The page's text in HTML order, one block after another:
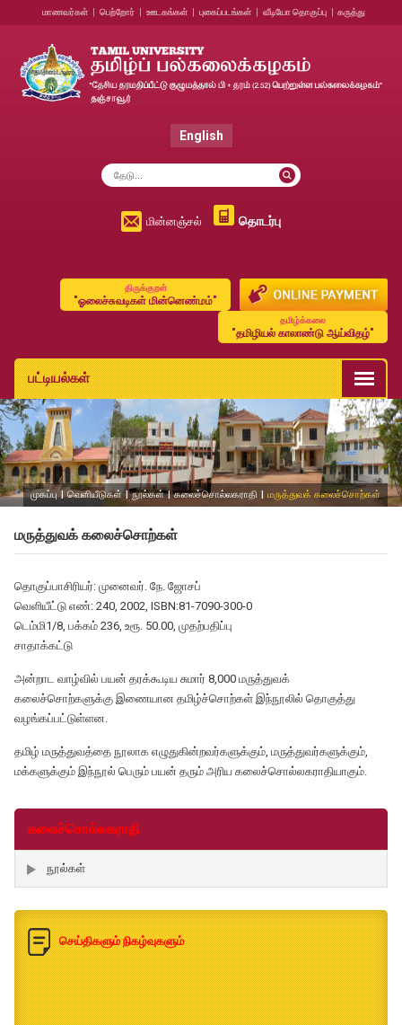
மாணவர்கள் பெற்றோர் ஊடகங்கள் புகைப்படங்கள் வீடியோ தொகுப்பு கருத்து
English
மின்னஞ்சல் தொடர்பு
திருக்குறள்
"ஓலைச்சுவடிகள் மின்னெண்மம்"
தமிழ்க்கலை
"தமிழியல் காலாண்டு ஆய்விதழ்"
பட்டியல்கள்
முகப்பு | வெளியீடுகள் நூல்கள் | கலைச்சொல்லகராதி மருத்துவக் கலைச்சொற்கள்
மருத்துவக் கலைச்சொற்கள்
தொகுப்பாசிரியர்: முனைவர். நே. ஜோசப்
வெளியீட்டு எண்: 240, 2002, ISBN:81-7090-300-0
டெம்மி1/8, பக்கம் 236, உரூ. 50.00, முதற்பதிப்பு
சாதாக்கட்டு
அன்றாட வாழ்வில் பயன் தரக்கூடிய சுமார் 8,000 மருத்துவக்
கலைச்சொற்களுக்கு இணையான தமிழ்ச்சொற்கள் இந்நூலில் தொகுத்து
வழங்கப்பட்டுள்ளன.
தமிழ் மருத்துவத்தை நூலாக எழுதுகின்றவர்களுக்கும், மருத்துவர்களுக்கும்,
மக்களுக்கும் இந்நூல் பெரும் பயன் தரும் அரிய கலைச்சொல்லகராதியாகும்.
கலைச்சொல்லகராதி
நூல்கள்
செய்திகளும் நிகழ்வுகளும்